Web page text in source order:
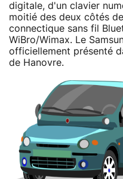
digitale, d'un clavier
moitié des deux côtés
connectique sans fil
WiBro/Wimax. Le
officiellement présenté
de Hanovre.